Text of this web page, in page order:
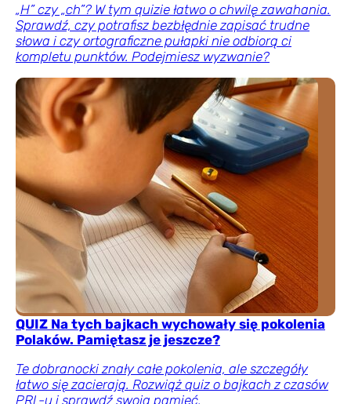
„H” czy „ch”? W tym quizie łatwo o chwilę zawahania.
Sprawdź, czy potrafisz bezbłędnie zapisać trudne
słowa i czy ortograficzne pułapki nie odbiorą ci
kompletu punktów. Podejmiesz wyzwanie?
QUIZ Na tych bajkach wychowały się pokolenia
Polaków. Pamiętasz je jeszcze?
Te dobranocki znały całe pokolenia, ale szczegóły
łatwo się zacierają. Rozwiąż quiz o bajkach z czasów
PRL-u i sprawdź swoją pamięć.